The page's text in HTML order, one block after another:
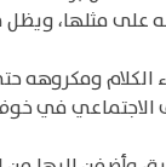
على مثلها،
ومكروهه
في خوف